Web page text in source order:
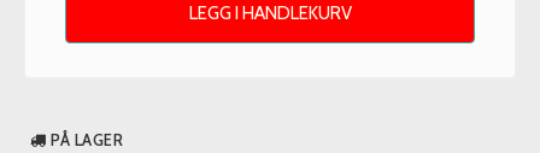
LEGG I HANDLEKURV
PÅ LAGER